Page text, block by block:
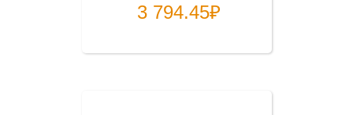
3 794.45₽